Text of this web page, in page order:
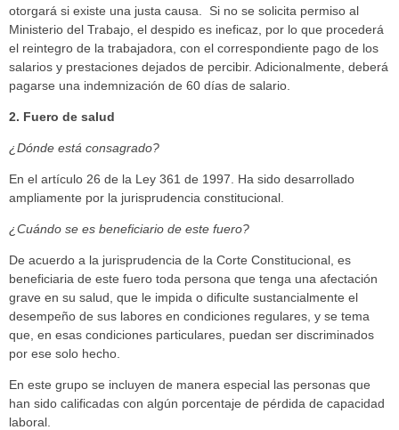
otorgará si existe una justa causa. Si no se solicita permiso al
Ministerio del Trabajo, el despido es ineficaz, por lo que procederá
el reintegro de la trabajadora, con el correspondiente pago de los
salarios y prestaciones dejados de percibir. Adicionalmente, deberá
pagarse una indemnización de 60 días de salario.
2. Fuero de salud
¿Dónde está consagrado?
En el artículo 26 de la Ley 361 de 1997. Ha sido desarrollado
ampliamente por la jurisprudencia constitucional.
¿Cuándo se es beneficiario de este fuero?
De acuerdo a la jurisprudencia de la Corte Constitucional, es
beneficiaria de este fuero toda persona que tenga una afectación
grave en su salud, que le impida o dificulte sustancialmente el
desempeño de sus labores en condiciones regulares, y se tema
que, en esas condiciones particulares, puedan ser discriminados
por ese solo hecho.
En este grupo se incluyen de manera especial las personas que
han sido calificadas con algún porcentaje de pérdida de capacidad
laboral.